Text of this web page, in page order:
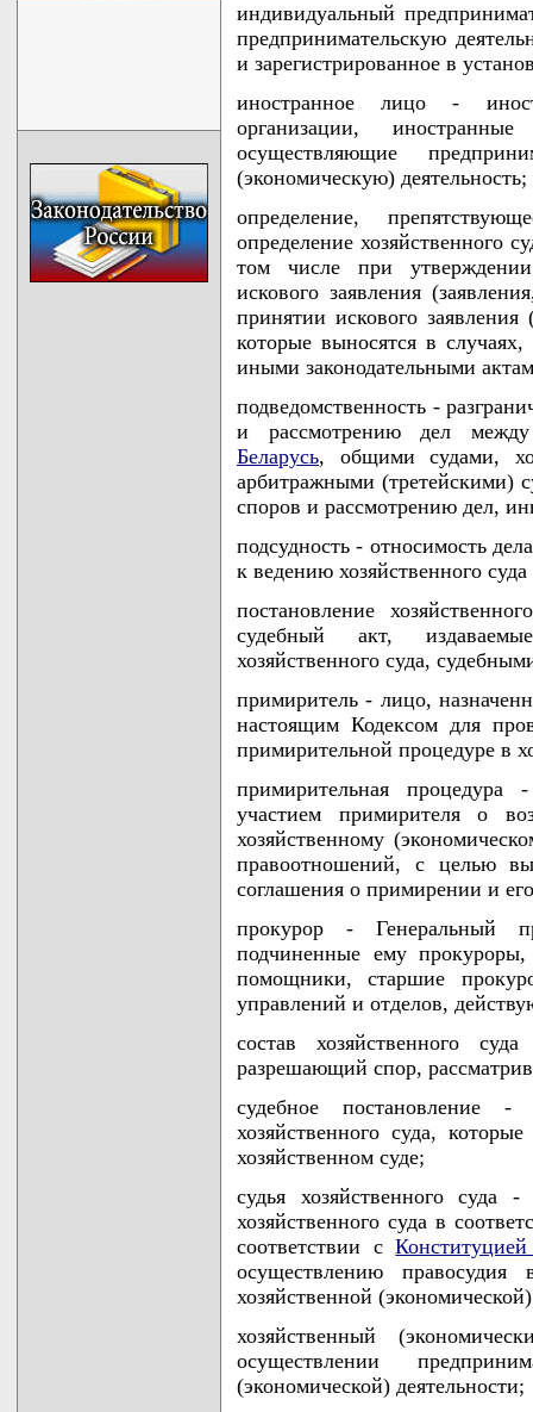
индивидуальный
предпринимательскую
и зарегистрированное в
иностранное лицо -
организации,
осуществляющие
(экономическую) деятельность;
определение,
определение хозяйственного
том числе при
искового заявления
принятии искового
которые выносятся в
иными законодательными
подведомственность -
и рассмотрению дел
Беларусь, общими судами,
арбитражными (третейскими)
споров и рассмотрению дел,
подсудность - относимость
к ведению хозяйственного
постановление
судебный акт,
хозяйственного суда,
примиритель - лицо,
настоящим Кодексом для
примирительной процедуре в
примирительная процедура
участием примирителя о
хозяйственному
правоотношений, с целью
соглашения о примирении и
прокурор - Генеральный
подчиненные ему
помощники, старшие
управлений и отделов,
состав хозяйственного
разрешающий спор,
судебное постановление -
хозяйственного суда,
хозяйственном суде;
судья хозяйственного суда
хозяйственного суда в
соответствии с
осуществлению
хозяйственной
хозяйственный
осуществлении
(экономической) деятельности;